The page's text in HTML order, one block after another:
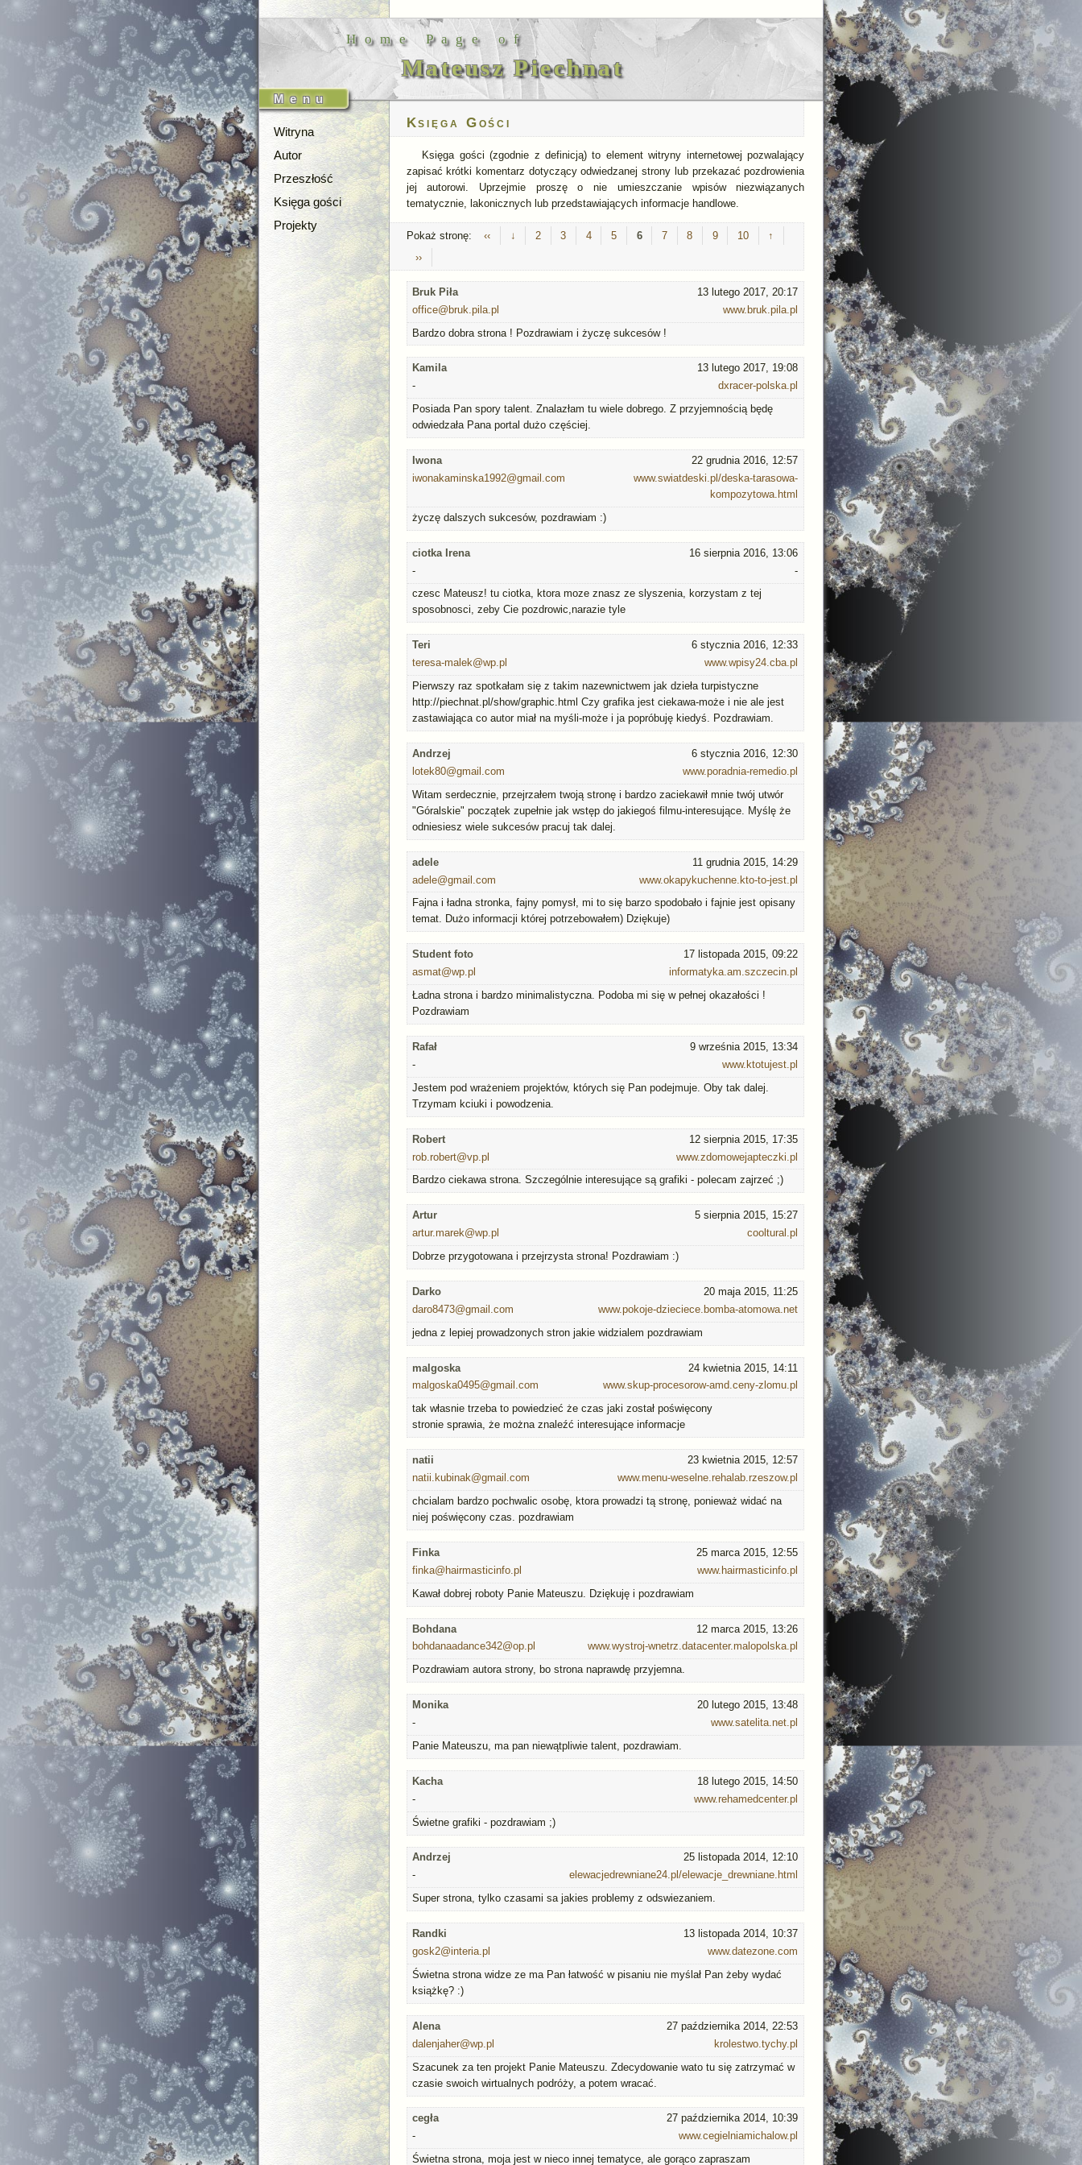
Menu
Witryna
Autor
Przeszłość
Księga gości
Projekty
Home Page of
Mateusz Piechnat
Księga Gości
Księga gości (zgodnie z definicją) to element witryny internetowej pozwalający
zapisać krótki komentarz dotyczący odwiedzanej strony lub przekazać pozdrowienia
jej autorowi. Uprzejmie proszę o nie umieszczanie wpisów niezwiązanych
tematycznie, lakonicznych lub przedstawiających informacje handlowe.
Pokaż stronę: ‹‹ ↓ 2 3 4 5 6 7 8 9 10
↑
››
Bruk Piła
13 lutego 2017, 20:17
office@bruk.pila.pl
www.bruk.pila.pl
Bardzo dobra strona ! Pozdrawiam i życzę sukcesów !
Kamila
13 lutego 2017, 19:08
-
dxracer-polska.pl
Posiada Pan spory talent. Znalazłam tu wiele dobrego. Z przyjemnością będę
odwiedzała Pana portal dużo częściej.
Iwona
22 grudnia 2016, 12:57
iwonakaminska1992@gmail.com
www.swiatdeski.pl/deska-tarasowa-
kompozytowa.html
życzę dalszych sukcesów, pozdrawiam :)
ciotka Irena
16 sierpnia 2016, 13:06
-
-
czesc Mateusz! tu ciotka, ktora moze znasz ze slyszenia, korzystam z tej
sposobnosci, zeby Cie pozdrowic,narazie tyle
Teri
6 stycznia 2016, 12:33
teresa-malek@wp.pl
www.wpisy24.cba.pl
Pierwszy raz spotkałam się z takim nazewnictwem jak dzieła turpistyczne
http://piechnat.pl/show/graphic.html Czy grafika jest ciekawa-może i nie ale jest
zastawiająca co autor miał na myśli-może i ja popróbuję kiedyś. Pozdrawiam.
Andrzej
6 stycznia 2016, 12:30
lotek80@gmail.com
www.poradnia-remedio.pl
Witam serdecznie, przejrzałem twoją stronę i bardzo zaciekawił mnie twój utwór
"Góralskie" początek zupełnie jak wstęp do jakiegoś filmu-interesujące. Myślę że
odniesiesz wiele sukcesów pracuj tak dalej.
adele
11 grudnia 2015, 14:29
adele@gmail.com
www.okapykuchenne.kto-to-jest.pl
Fajna i ładna stronka, fajny pomysł, mi to się barzo spodobało i fajnie jest opisany
temat. Dużo informacji której potrzebowałem) Dziękuje)
Student foto
17 listopada 2015, 09:22
asmat@wp.pl
informatyka.am.szczecin.pl
Ładna strona i bardzo minimalistyczna. Podoba mi się w pełnej okazałości !
Pozdrawiam
Rafał
9 września 2015, 13:34
-
www.ktotujest.pl
Jestem pod wrażeniem projektów, których się Pan podejmuje. Oby tak dalej.
Trzymam kciuki i powodzenia.
Robert
12 sierpnia 2015, 17:35
rob.robert@vp.pl
www.zdomowejapteczki.pl
Bardzo ciekawa strona. Szczególnie interesujące są grafiki - polecam zajrzeć ;)
Artur
5 sierpnia 2015, 15:27
artur.marek@wp.pl
cooltural.pl
Dobrze przygotowana i przejrzysta strona! Pozdrawiam :)
Darko
20 maja 2015, 11:25
daro8473@gmail.com
www.pokoje-dzieciece.bomba-atomowa.net
jedna z lepiej prowadzonych stron jakie widzialem pozdrawiam
malgoska
24 kwietnia 2015, 14:11
malgoska0495@gmail.com
www.skup-procesorow-amd.ceny-zlomu.pl
tak własnie trzeba to powiedzieć że czas jaki został poświęcony
stronie sprawia, że można znaleźć interesujące informacje
natii
23 kwietnia 2015, 12:57
natii.kubinak@gmail.com
www.menu-weselne.rehalab.rzeszow.pl
chcialam bardzo pochwalic osobę, ktora prowadzi tą stronę, ponieważ widać na
niej poświęcony czas. pozdrawiam
Finka
25 marca 2015, 12:55
finka@hairmasticinfo.pl
www.hairmasticinfo.pl
Kawał dobrej roboty Panie Mateuszu. Dziękuję i pozdrawiam
Bohdana
12 marca 2015, 13:26
bohdanaadance342@op.pl
www.wystroj-wnetrz.datacenter.malopolska.pl
Pozdrawiam autora strony, bo strona naprawdę przyjemna.
Monika
20 lutego 2015, 13:48
-
www.satelita.net.pl
Panie Mateuszu, ma pan niewątpliwie talent, pozdrawiam.
Kacha
18 lutego 2015, 14:50
-
www.rehamedcenter.pl
Świetne grafiki - pozdrawiam ;)
Andrzej
25 listopada 2014, 12:10
-
elewacjedrewniane24.pl/elewacje_drewniane.html
Super strona, tylko czasami sa jakies problemy z odswiezaniem.
Randki
13 listopada 2014, 10:37
gosk2@interia.pl
www.datezone.com
Świetna strona widze ze ma Pan łatwość w pisaniu nie myślał Pan żeby wydać
książkę? :)
Alena
27 października 2014, 22:53
dalenjaher@wp.pl
krolestwo.tychy.pl
Szacunek za ten projekt Panie Mateuszu. Zdecydowanie wato tu się zatrzymać w
czasie swoich wirtualnych podróży, a potem wracać.
cegła
27 października 2014, 10:39
-
www.cegielniamichalow.pl
Świetna strona, moja jest w nieco innej tematyce, ale gorąco zapraszam